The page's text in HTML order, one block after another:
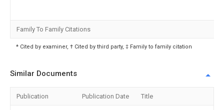
Family To Family Citations
* Cited by examiner, † Cited by third party, ‡ Family to family citation
Similar Documents
Publication Publication Date Title